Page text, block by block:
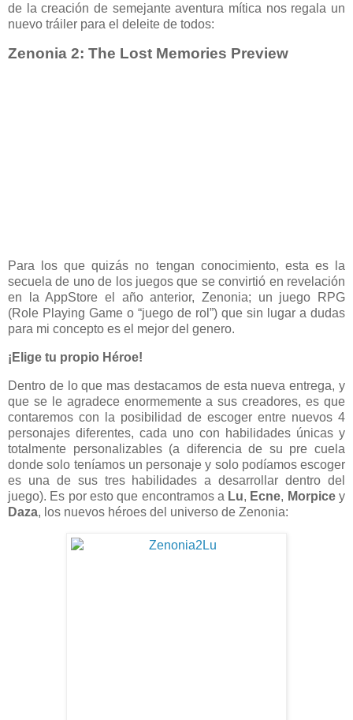
de la creación de semejante aventura mítica nos regala un
nuevo tráiler para el deleite de todos:
Zenonia 2: The Lost Memories Preview
Para los que quizás no tengan conocimiento, esta es la
secuela de uno de los juegos que se convirtió en revelación
en la AppStore el año anterior, Zenonia; un juego RPG
(Role Playing Game o “juego de rol”) que sin lugar a dudas
para mi concepto es el mejor del genero.
¡Elige tu propio Héroe!
Dentro de lo que mas destacamos de esta nueva entrega, y
que se le agradece enormemente a sus creadores, es que
contaremos con la posibilidad de escoger entre nuevos 4
personajes diferentes, cada uno con habilidades únicas y
totalmente personalizables (a diferencia de su pre cuela
donde solo teníamos un personaje y solo podíamos escoger
es una de sus tres habilidades a desarrollar dentro del
juego). Es por esto que encontramos a Lu, Ecne, Morpicey
Daza, los nuevos héroes del universo de Zenonia: